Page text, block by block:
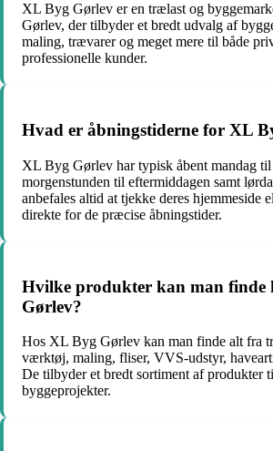
XL Byg Gørlev er en trælast og
Gørlev, der tilbyder et bredt udvalg af
maling, trævarer og meget mere til både
professionelle kunder.
Hvad er åbningstiderne for XL
XL Byg Gørlev har typisk åbent mandag til
morgenstunden til eftermiddagen samt
anbefales altid at tjekke deres hjemmeside
direkte for de præcise åbningstider.
Hvilke produkter kan man finde
Gørlev?
Hos XL Byg Gørlev kan man finde alt fra
værktøj, maling, fliser, VVS-udstyr,
De tilbyder et bredt sortiment af produkter
byggeprojekter.